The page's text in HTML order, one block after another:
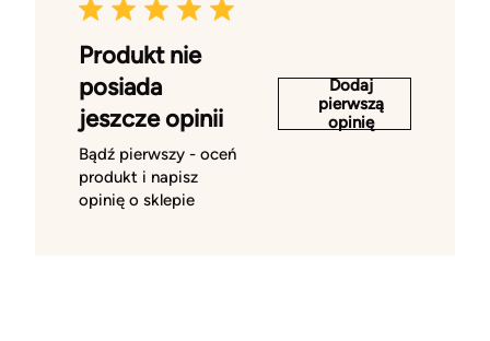
Produkt nie
posiada
jeszcze opinii
Bądź pierwszy - oceń
produkt i napisz
opinię o sklepie
Dodaj
pierwszą
opinię